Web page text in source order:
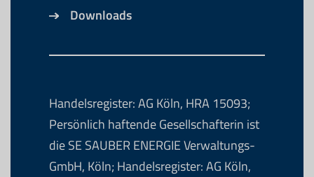
Downloads
Handelsregister: AG Köln, HRA 15093;
Persönlich haftende Gesellschafterin ist
die SE SAUBER ENERGIE Verwaltungs-
GmbH, Köln; Handelsregister: AG Köln,